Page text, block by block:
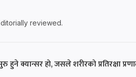
reviewed.
हुने क्यान्सर हो, जसले शरीरको प्रतिरक्षा